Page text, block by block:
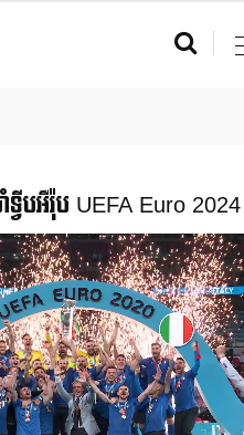
ទ្វីបអឺរ៉ុប UEFA Euro 2024